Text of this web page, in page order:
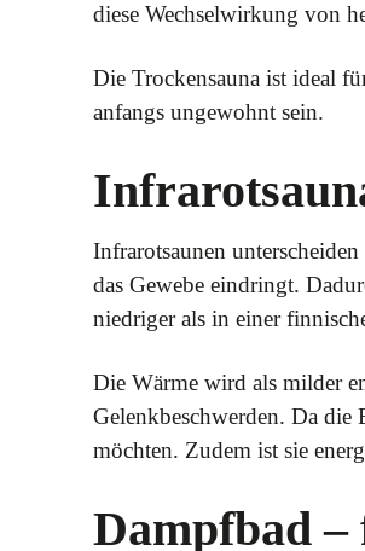
diese Wechselwirkung von
Die Trockensauna ist ideal
anfangs ungewohnt sein.
Infrarotsaunen
das Gewebe eindringt.
niedriger als in einer
Die Wärme wird als milder
Gelenkbeschwerden. Da die
möchten. Zudem ist sie
Dampfbad –